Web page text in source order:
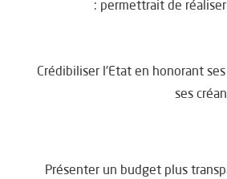
permettrait de
Crédibiliser l’Etat en honorant
ses
Présenter un budget plus